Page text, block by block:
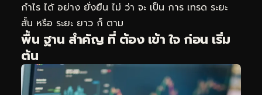
กำไร ได้ อย่าง ยั่งยืน ไม่ ว่า จะ เป็น การ เทรด ระยะ
สั้น หรือ ระยะ ยาว ก็ ตาม
พื้น ฐาน สำคัญ ที่ ต้อง เข้า ใจ ก่อน เริ่ม
ต้น